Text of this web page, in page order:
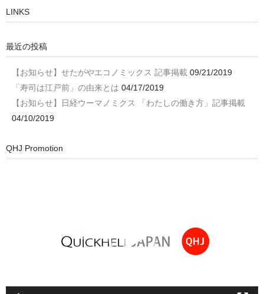
LINKS
最近の投稿
【お知らせ】せたがやエコノミックス 記事掲載 09/21/2019
「寿司は江戸前」の由来とは 04/17/2019
【お知らせ】日経ウーマノミクス 「わたしの働き方」記事掲載
04/10/2019
QHJ Promotion